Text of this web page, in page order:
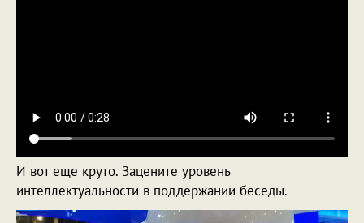
И вот еще круто. Зацените уровень
интеллектуальности в поддержании беседы.